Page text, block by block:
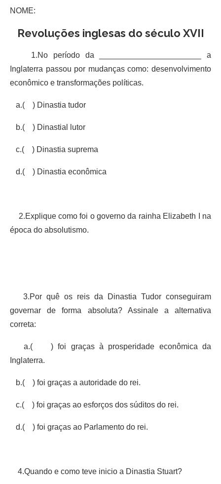
NOME:
Revoluções inglesas do século XVII
1.No período da _______________________ a
Inglaterra passou por mudanças como: desenvolvimento
econômico e transformações políticas.
a.( ) Dinastia tudor
b.( ) Dinastial lutor
c.( ) Dinastia suprema
d.( ) Dinastia econômica
2.Explique como foi o governo da rainha Elizabeth I na
época do absolutismo.
3.Por quê os reis da Dinastia Tudor conseguiram
governar de forma absoluta? Assinale a alternativa
correta:
a.( ) foi graças à prosperidade econômica da
Inglaterra.
b.( ) foi graças a autoridade do rei.
c.( ) foi graças ao esforços dos súditos do rei.
d.( ) foi graças ao Parlamento do rei.
4.Quando e como teve inicio a Dinastia Stuart?